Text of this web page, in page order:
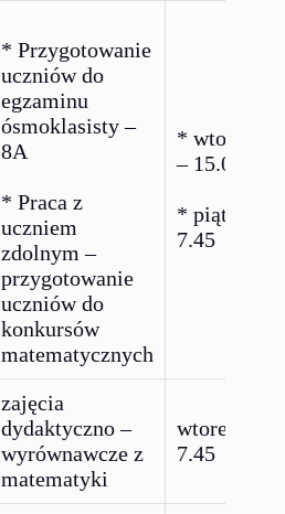
* Przygotowanie
uczniów do
egzaminu
ósmoklasisty –
8A
* Praca z
uczniem
zdolnym –
przygotowanie
uczniów do
konkursów
matematycznych
* wtorek
– 15.00
* piątek
7.45
zajęcia
dydaktyczno –
wyrównawcze z
matematyki
wtorek
7.45